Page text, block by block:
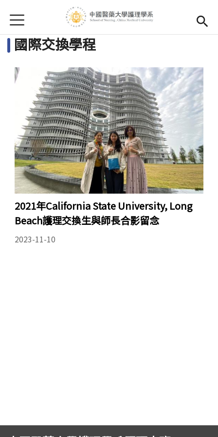
首頁
最新消息
Open
師資陣容
Open submenu (課程資訊)
課程資訊
Open
招生訊息(link is external)
Open
學生專區
Open submenu (國際交流)
國際交流
Open
系友專區
Jump to Navigation
Jump to Main content
國際交換學程
2021年California State University, Long
Beach護理交換生與師長合影留念
2023-11-10